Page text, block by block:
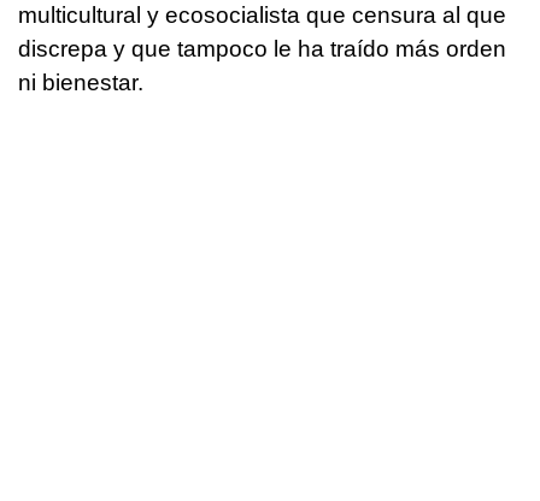
multicultural y ecosocialista que censura al que
discrepa y que tampoco le ha traído más orden
ni bienestar.